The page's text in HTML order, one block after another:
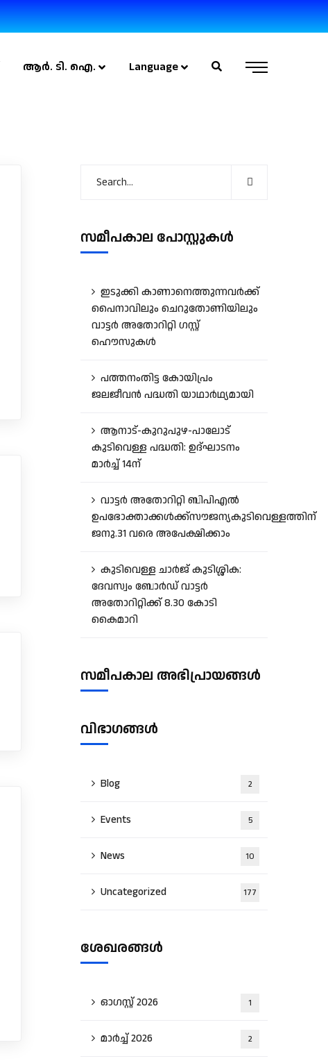
ആർ. ടി. ഐ. Language
സമീപകാല പോസ്റ്റുകൾ
ഇടുക്കി കാണാനെത്തുന്നവർക്ക്
പൈനാവിലും ചെറുതോണിയിലും
വാട്ടർ അതോറിറ്റി ഗസ്റ്റ്
ഹൌസുകൾ
പത്തനംതിട്ട കോയിപ്രം
ജലജീവൻ പദ്ധതി യാഥാർഥ്യമായി
ആനാട്‌-കുറുപുഴ-പാലോട്‌
കുടിവെള്ള പദ്ധതി: ഉദ്ഘാടനം
മാർച്ച് 14ന്
വാട്ടർ അതോറിറ്റി ബിപിഎൽ
ഉപഭോക്താക്കൾക്ക്സൗജന്യകുടിവെള്ളത്തിന്
ജനു.31 വരെ അപേക്ഷിക്കാം
കുടിവെള്ള ചാർജ് കുടിശ്ശിക:
ദേവസ്വം ബോർഡ് വാട്ടർ
അതോറിറ്റിക്ക് 8.30 കോടി
കൈമാറി
സമീപകാല അഭിപ്രായങ്ങൾ
വിഭാഗങ്ങൾ
Blog 2
Events 5
News 10
Uncategorized 177
ശേഖരങ്ങൾ
ഓഗസ്റ്റ്‌ 2026 1
മാർച്ച്‌ 2026 2